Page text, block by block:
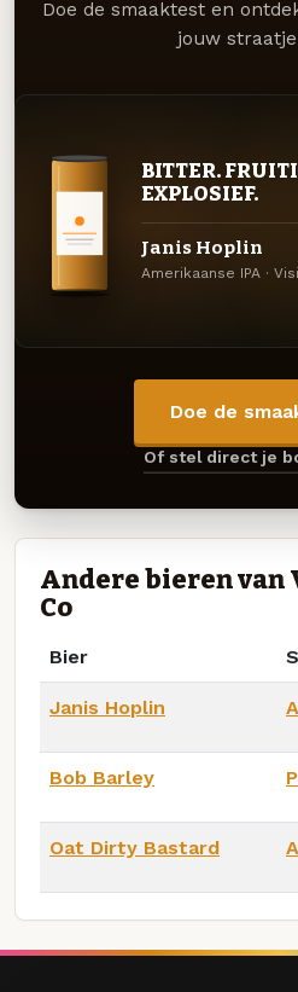
Doe de smaaktest en
jouw
BITTER.
EXPLOSIEF.
Janis Hoplin
Amerikaanse IPA ·
Doe de
Of stel direct je
Andere bieren van
Co
Bier
Janis Hoplin
Bob Barley
Oat Dirty Bastard